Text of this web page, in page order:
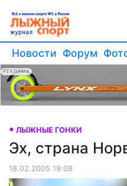
Новости Форум
РЕКЛАМА
ЛЫЖНЫЕ ГОНКИ
Эх, страна
18.02.2005 19:08